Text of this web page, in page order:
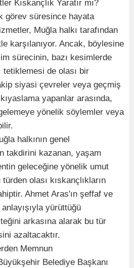
Kıskançlık Yaratır mı?
görev süresince hayata
Muğla halkı tarafından
karşılanıyor. Ancak, böylesine
sürecinin, bazı kesimlerde
tetiklemesi de olası bir
siyasi çevreler veya geçmiş
yapanlar arasında,
yönelik söylemler veya
halkının genel
takdirini kazanan, yaşam
geleceğine yönelik umut
olası kıskançlıkların
Ahmet Aras'ın şeffaf ve
yürüttüğü
arkasına alarak bu tür
azaltacaktır.
Memnun
Belediye Başkanı